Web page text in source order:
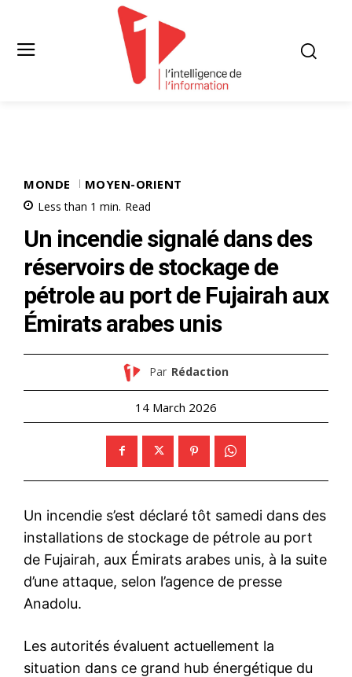
MONDE MOYEN-ORIENT
Less than 1 min. Read
Un incendie signalé dans des
réservoirs de stockage de
pétrole au port de Fujairah aux
Émirats arabes unis
Par Rédaction
14 March 2026
Un incendie s’est déclaré tôt samedi dans des
installations de stockage de pétrole au port
de Fujairah, aux Émirats arabes unis, à la suite
d’une attaque, selon l’agence de presse
Anadolu.
Les autorités évaluent actuellement la
situation dans ce grand hub énergétique du